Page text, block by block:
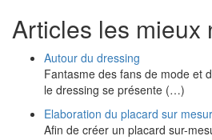
Articles les mieux
Autour du dressing
Fantasme des fans de mode et
le dressing se présente (…)
Elaboration du placard sur
Afin de créer un placard sur-